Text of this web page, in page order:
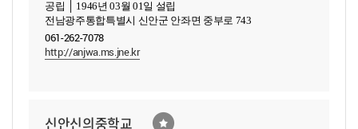
공립 │ 1946년 03월 01일 설립
전남광주통합특별시 신안군 안좌면 중부로 743
061-262-7078
http://anjwa.ms.jne.kr
신안신의중학교